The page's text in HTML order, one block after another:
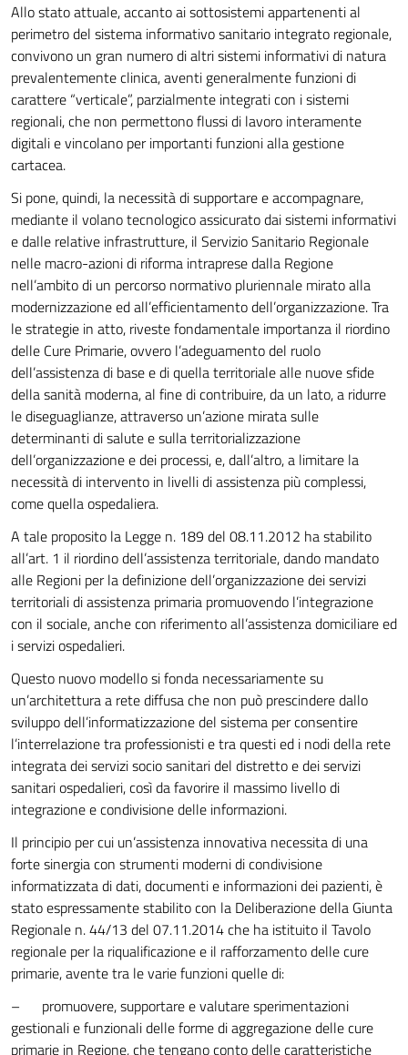
Allo stato attuale, accanto ai sottosistemi appartenenti al
perimetro del sistema informativo sanitario integrato regionale,
convivono un gran numero di altri sistemi informativi di natura
prevalentemente clinica, aventi generalmente funzioni di
carattere “verticale”, parzialmente integrati con i sistemi
regionali, che non permettono flussi di lavoro interamente
digitali e vincolano per importanti funzioni alla gestione
cartacea.
Si pone, quindi, la necessità di supportare e accompagnare,
mediante il volano tecnologico assicurato dai sistemi informativi
e dalle relative infrastrutture, il Servizio Sanitario Regionale
nelle macro-azioni di riforma intraprese dalla Regione
nell’ambito di un percorso normativo pluriennale mirato alla
modernizzazione ed all’efficientamento dell’organizzazione. Tra
le strategie in atto, riveste fondamentale importanza il riordino
delle Cure Primarie, ovvero l’adeguamento del ruolo
dell’assistenza di base e di quella territoriale alle nuove sfide
della sanità moderna, al fine di contribuire, da un lato, a ridurre
le diseguaglianze, attraverso un’azione mirata sulle
determinanti di salute e sulla territorializzazione
dell’organizzazione e dei processi, e, dall’altro, a limitare la
necessità di intervento in livelli di assistenza più complessi,
come quella ospedaliera.
A tale proposito la Legge n. 189 del 08.11.2012 ha stabilito
all’art. 1 il riordino dell’assistenza territoriale, dando mandato
alle Regioni per la definizione dell’organizzazione dei servizi
territoriali di assistenza primaria promuovendo l’integrazione
con il sociale, anche con riferimento all’assistenza domiciliare ed
i servizi ospedalieri.
Questo nuovo modello si fonda necessariamente su
un’architettura a rete diffusa che non può prescindere dallo
sviluppo dell’informatizzazione del sistema per consentire
l’interrelazione tra professionisti e tra questi ed i nodi della rete
integrata dei servizi socio sanitari del distretto e dei servizi
sanitari ospedalieri, così da favorire il massimo livello di
integrazione e condivisione delle informazioni.
Il principio per cui un’assistenza innovativa necessita di una
forte sinergia con strumenti moderni di condivisione
informatizzata di dati, documenti e informazioni dei pazienti, è
stato espressamente stabilito con la Deliberazione della Giunta
Regionale n. 44/13 del 07.11.2014 che ha istituito il Tavolo
regionale per la riqualificazione e il rafforzamento delle cure
primarie, avente tra le varie funzioni quelle di:
– promuovere, supportare e valutare sperimentazioni
gestionali e funzionali delle forme di aggregazione delle cure
primarie in Regione, che tengano conto delle caratteristiche